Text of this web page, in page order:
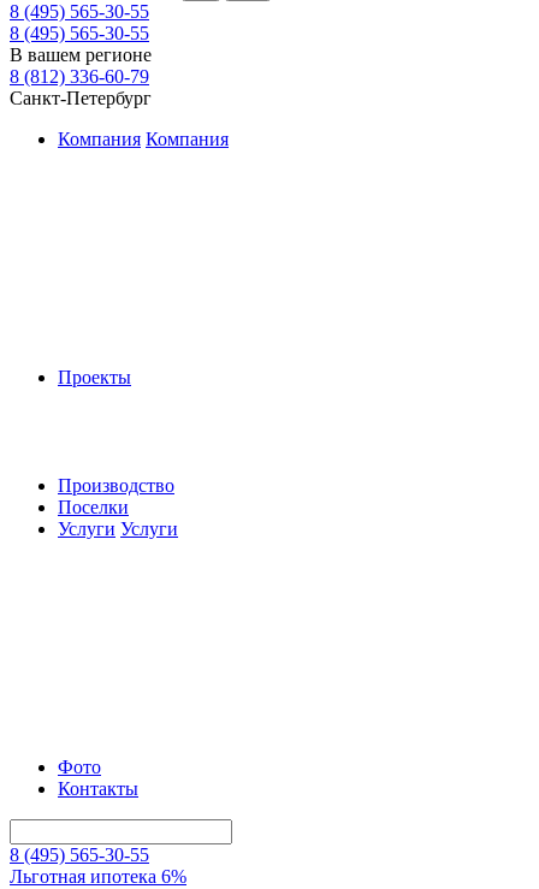
8 (495) 565-30-55
8 (495) 565-30-55
В вашем регионе
8 (812) 336-60-79
Санкт-Петербург
Компания Компания
Проекты
Производство
Поселки
Услуги Услуги
Фото
Контакты
8 (495) 565-30-55
Льготная ипотека 6%